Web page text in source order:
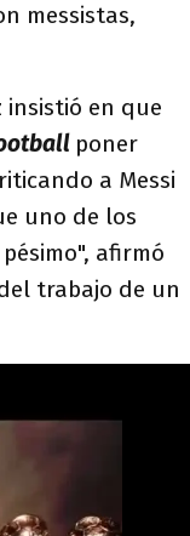
messistas,
insistió en que
poner
a Messi
uno de los
afirmó
trabajo de un